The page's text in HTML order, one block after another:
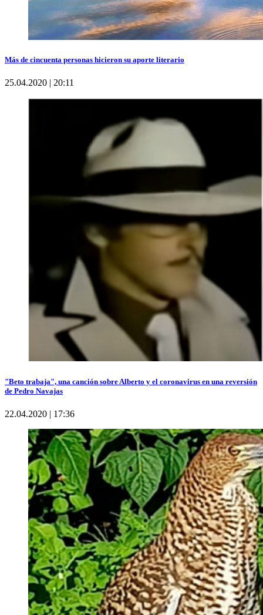
Más de cincuenta personas hicieron su aporte literario
25.04.2020 | 20:11
"Beto trabaja", una canción sobre Alberto y el coronavirus en una reversión
de Pedro Navajas
22.04.2020 | 17:36